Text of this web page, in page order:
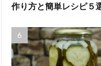
作り方と簡単レシピ５